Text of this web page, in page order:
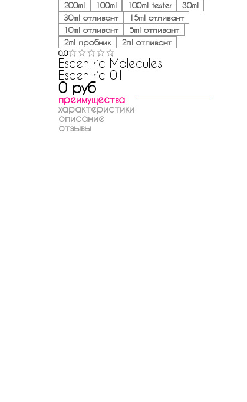
200ml 100ml 100ml tester
30ml
30ml отливант
15ml отливант
10ml отливант
5ml отливант
2ml пробник
2ml отливант
0.0
Escentric Molecules
Escentric 01
0 руб
преимущества
характеристики
описание
отзывы